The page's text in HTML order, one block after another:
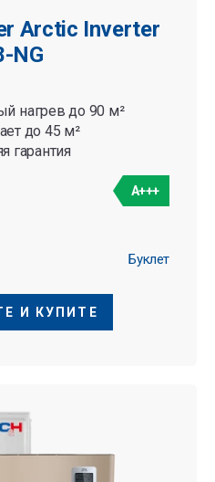
Arctic Inverter
NG
нагрев до 90 м²
до 45 м²
гарантия
A+++
Буклет
И КУПИТЕ